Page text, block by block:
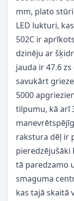
mm, plato
LED lukturi,
502C ir
dzinēju ar
jauda ir 47.6
savukārt
5000
tilpumu, kā arī
rakstura dēļ ir
tā paredzamo
smaguma
kas tajā skaitā